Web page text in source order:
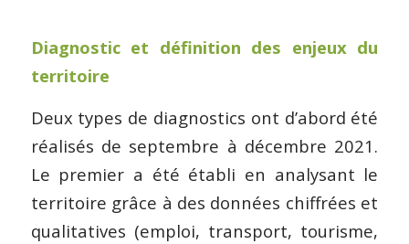
Diagnostic et définition des enjeux du
territoire
Deux types de diagnostics ont d’abord été
réalisés de septembre à décembre 2021.
Le premier a été établi en analysant le
territoire grâce à des données chiffrées et
qualitatives (emploi, transport, tourisme,